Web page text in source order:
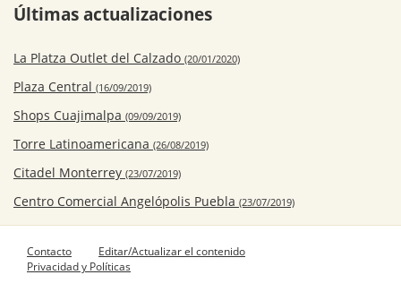
Últimas actualizaciones
La Platza Outlet del Calzado (20/01/2020)
Plaza Central (16/09/2019)
Shops Cuajimalpa (09/09/2019)
Torre Latinoamericana (26/08/2019)
Citadel Monterrey (23/07/2019)
Centro Comercial Angelópolis Puebla (23/07/2019)
Contacto
Editar/Actualizar el contenido
Privacidad y Políticas